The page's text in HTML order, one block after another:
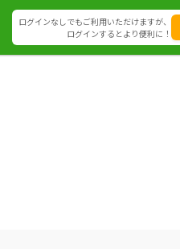
ログインなしでもご利用いただけますが、
ログインするとより便利に！